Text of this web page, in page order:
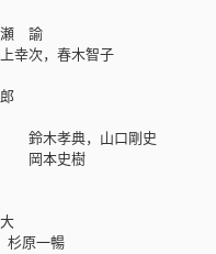
瀬 諭
次，春木智子
鈴木孝典，山口剛史
岡本史樹
原一暢